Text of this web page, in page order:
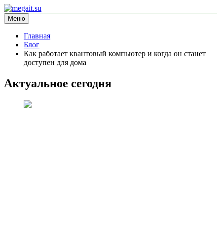
Перейти
к
содержимому
megait.su
информационный сайт
Меню
Главная
Блог
Как работает квантовый компьютер и когда он станет
доступен для дома
Актуальное сегодня